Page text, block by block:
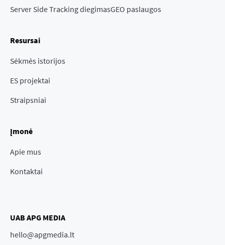
Server Side Tracking diegimasGEO paslaugos
Resursai
Sėkmės istorijos
ES projektai
Straipsniai
Įmonė
Apie mus
Kontaktai
UAB APG MEDIA
hello@apgmedia.lt